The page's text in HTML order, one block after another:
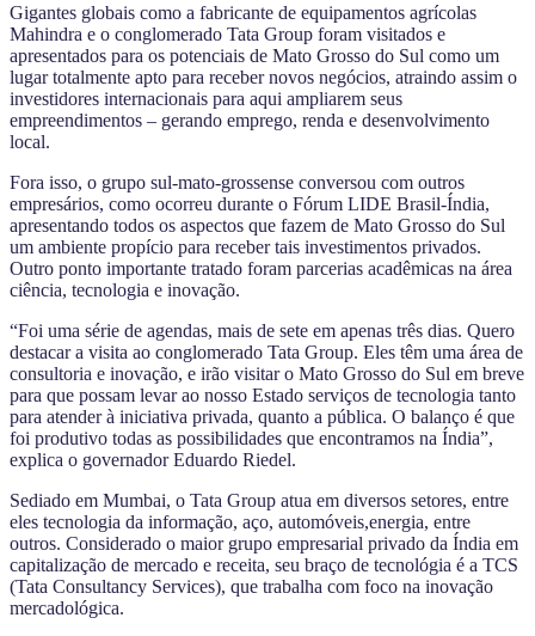
Gigantes globais como a fabricante de equipamentos agrícolas
Mahindra e o conglomerado Tata Group foram visitados e
apresentados para os potenciais de Mato Grosso do Sul como um
lugar totalmente apto para receber novos negócios, atraindo assim o
investidores internacionais para aqui ampliarem seus
empreendimentos – gerando emprego, renda e desenvolvimento
local.
Fora isso, o grupo sul-mato-grossense conversou com outros
empresários, como ocorreu durante o Fórum LIDE Brasil-Índia,
apresentando todos os aspectos que fazem de Mato Grosso do Sul
um ambiente propício para receber tais investimentos privados.
Outro ponto importante tratado foram parcerias acadêmicas na área
ciência, tecnologia e inovação.
“Foi uma série de agendas, mais de sete em apenas três dias. Quero
destacar a visita ao conglomerado Tata Group. Eles têm uma área de
consultoria e inovação, e irão visitar o Mato Grosso do Sul em breve
para que possam levar ao nosso Estado serviços de tecnologia tanto
para atender à iniciativa privada, quanto a pública. O balanço é que
foi produtivo todas as possibilidades que encontramos na Índia”,
explica o governador Eduardo Riedel.
Sediado em Mumbai, o Tata Group atua em diversos setores, entre
eles tecnologia da informação, aço, automóveis,energia, entre
outros. Considerado o maior grupo empresarial privado da Índia em
capitalização de mercado e receita, seu braço de tecnológia é a TCS
(Tata Consultancy Services), que trabalha com foco na inovação
mercadológica.